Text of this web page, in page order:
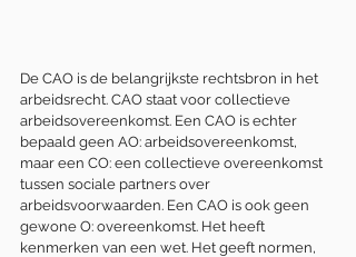
De CAO is de belangrijkste rechtsbron in het
arbeidsrecht. CAO staat voor collectieve
arbeidsovereenkomst. Een CAO is echter
bepaald geen AO: arbeidsovereenkomst,
maar een CO: een collectieve overeenkomst
tussen sociale partners over
arbeidsvoorwaarden. Een CAO is ook geen
gewone O: overeenkomst. Het heeft
kenmerken van een wet. Het geeft normen,